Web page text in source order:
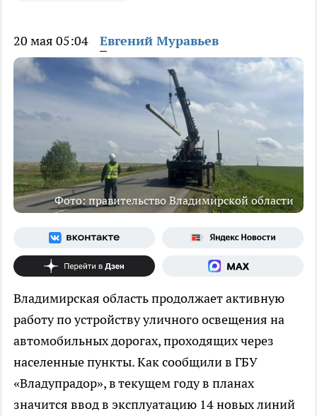
20 мая 05:04 Евгений Муравьев
Фото: правительство Владимирской области
Владимирская область продолжает активную
работу по устройству уличного освещения на
автомобильных дорогах, проходящих через
населенные пункты. Как сообщили в ГБУ
«Владупрадор», в текущем году в планах
значится ввод в эксплуатацию 14 новых линий